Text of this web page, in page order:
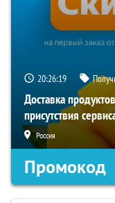
20:26:18
Доставка
присутствия
Россия
Промокод